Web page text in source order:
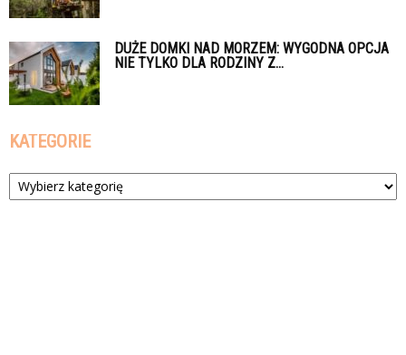
DUŻE DOMKI NAD MORZEM: WYGODNA OPCJA
NIE TYLKO DLA RODZINY Z...
KATEGORIE
Kategorie